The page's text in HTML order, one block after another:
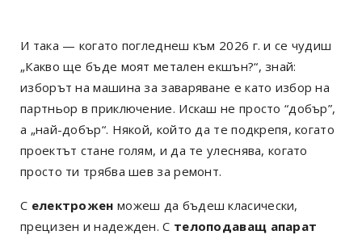
И така — когато погледнеш към 2026 г. и се чудиш
„Какво ще бъде моят метален екшън?“, знай:
изборът на машина за заваряване е като избор на
партньор в приключение. Искаш не просто “добър”,
а „най-добър“. Някой, който да те подкрепя, когато
проектът стане голям, и да те улеснява, когато
просто ти трябва шев за ремонт.
С електрожен можеш да бъдеш класически,
прецизен и надежден. С телоподаващ апарат